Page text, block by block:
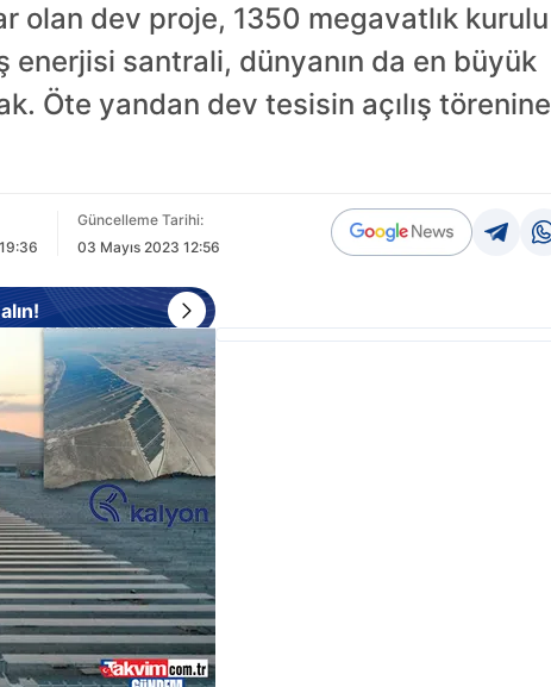
olan dev proje, 1350 megavatlık kurulu
enerjisi santrali, dünyanın da en büyük
Öte yandan dev tesisin açılış törenine
Güncelleme Tarihi:
03 Mayıs 2023 12:56